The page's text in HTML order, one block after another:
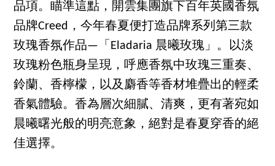
品項。瞄準這點，開雲集團旗下百年英國香氛
品牌Creed，今年春夏便打造品牌系列第三款
玫瑰香氛作品—「Eladaria 晨曦玫瑰」。以淡
玫瑰粉色瓶身呈現，呼應香氛中玫瑰三重奏、
鈴蘭、香檸檬，以及麝香等香材堆疊出的輕柔
香氣體驗。香為層次細膩、清爽，更有著宛如
晨曦曙光般的明亮意象，絕對是春夏穿香的絕
佳選擇。